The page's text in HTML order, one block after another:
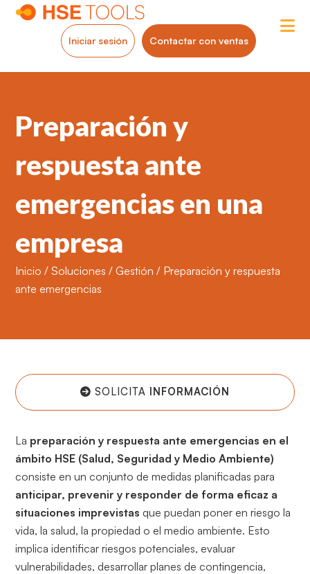
Iniciar sesión Contactar con ventas
Preparación y
respuesta ante
emergencias en una
empresa
Inicio /Soluciones /Gestión / Preparación y respuesta
ante emergencias
SOLICITA INFORMACIÓN
La preparación y respuesta ante emergencias en el
ámbito HSE (Salud, Seguridad y Medio Ambiente)
consiste en un conjunto de medidas planificadas para
anticipar, prevenir y responder de forma eficaz a
situaciones imprevistas que puedan poner en riesgo la
vida, la salud, la propiedad o el medio ambiente. Esto
implica identificar riesgos potenciales, evaluar
vulnerabilidades, desarrollar planes de contingencia,